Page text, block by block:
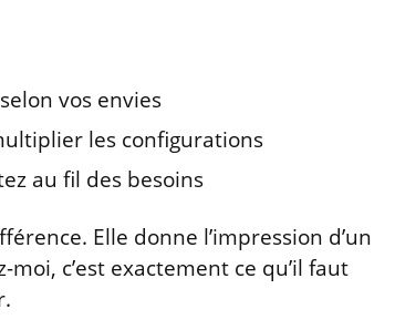
vos envies
les configurations
au fil des besoins
Elle donne l’impression d’un
c’est exactement ce qu’il faut